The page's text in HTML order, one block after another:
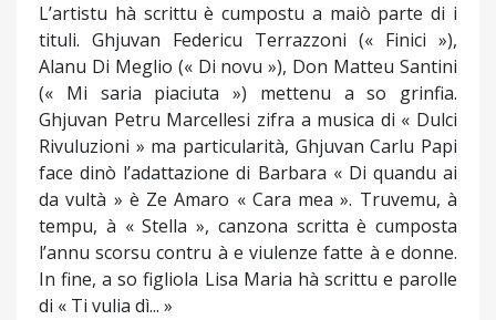
L’artistu hà scrittu è cumpostu a maiò parte di i
tituli. Ghjuvan Federicu Terrazzoni (« Finici »),
Alanu Di Meglio (« Di novu »), Don Matteu Santini
(« Mi saria piaciuta ») mettenu a so grinfia.
Ghjuvan Petru Marcellesi zifra a musica di « Dulci
Rivuluzioni » ma particularità, Ghjuvan Carlu Papi
face dinò l’adattazione di Barbara « Di quandu ai
da vultà » è Ze Amaro « Cara mea ». Truvemu, à
tempu, à « Stella », canzona scritta è cumposta
l’annu scorsu contru à e viulenze fatte à e donne.
In fine, a so figliola Lisa Maria hà scrittu e parolle
di « Ti vulia dì... »